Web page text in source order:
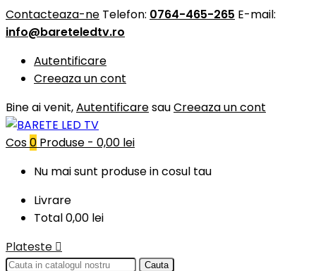
Contacteaza-ne Telefon: 0764-465-265 E-mail:
info@bareteledtv.ro
Autentificare
Creeaza un cont
Bine ai venit,AutentificaresauCreeaza un cont
Cos0 Produse - 0,00 lei
Nu mai sunt produse in cosul tau
Livrare
Total0,00 lei
Plateste 
Cauta